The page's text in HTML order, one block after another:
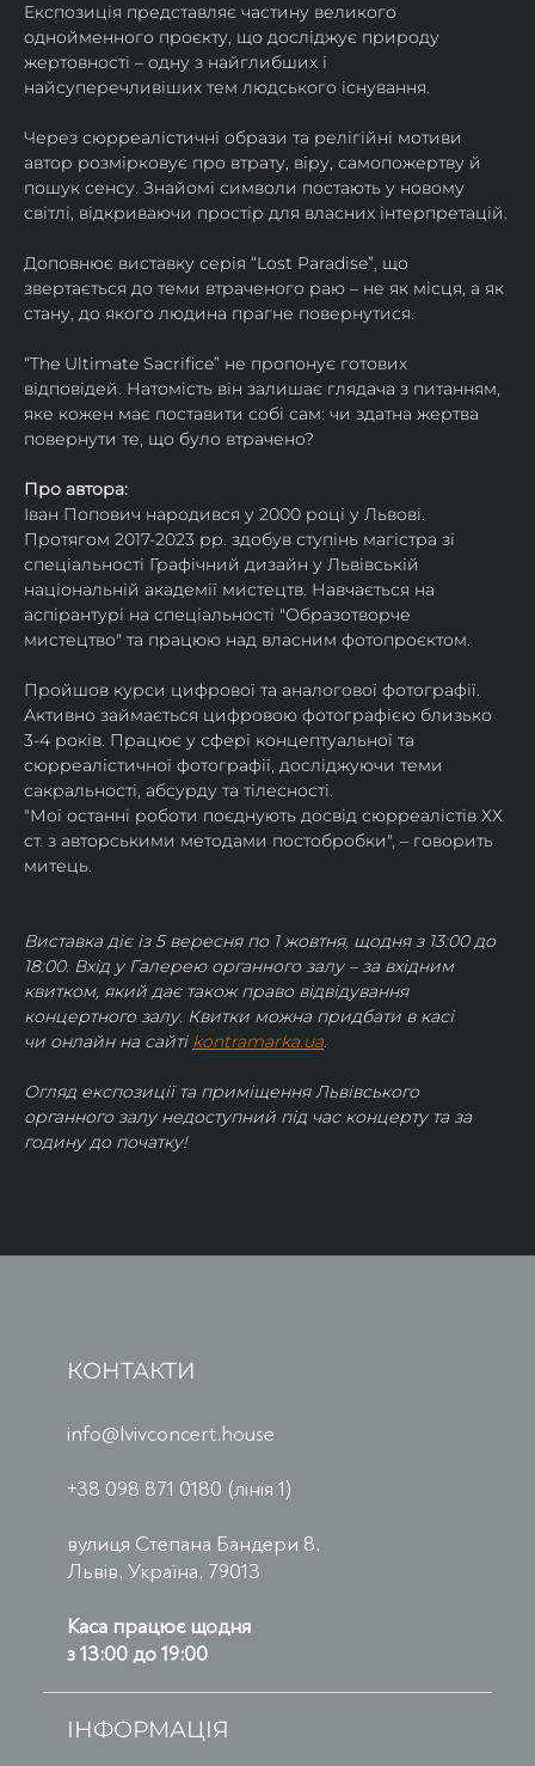
Експозиція представляє частину великого
однойменного проєкту, що досліджує природу
жертовності – одну з найглибших і
найсуперечливіших тем людського існування.
Через сюрреалістичні образи та релігійні мотиви
автор розмірковує про втрату, віру, самопожертву й
пошук сенсу. Знайомі символи постають у новому
світлі, відкриваючи простір для власних інтерпретацій.
Доповнює виставку серія “Lost Paradise”, що
звертається до теми втраченого раю – не як місця, а як
стану, до якого людина прагне повернутися.
“The Ultimate Sacrifice” не пропонує готових
відповідей. Натомість він залишає глядача з питанням,
яке кожен має поставити собі сам: чи здатна жертва
повернути те, що було втрачено?
Про автора:
Іван Попович народився у 2000 році у Львові.
Протягом 2017-2023 рр. здобув ступінь магістра зі
спеціальності Графічний дизайн у Львівській
національній академії мистецтв. Навчається на
аспірантурі на спеціальності "Образотворче
мистецтво" та працюю над власним фотопроєктом.
Пройшов курси цифрової та аналогової фотографії.
Активно займається цифровою фотографією близько
3-4 років. Працює у сфері концептуальної та
сюрреалістичної фотографії, досліджуючи теми
сакральності, абсурду та тілесності.
"Мої останні роботи поєднують досвід сюрреалістів ХХ
ст. з авторськими методами постобробки", – говорить
митець.
Виставка діє із 5 вересня по 1 жовтня, щодня з 13:00 до
18:00. Вхід у Галерею органного залу – за вхідним
квитком, який дає також право відвідування
концертного залу. Квитки можна придбати в касі
чи онлайн на сайті kontramarka.ua.
Огляд експозиції та приміщення Львівського
органного залу недоступний під час концерту та за
годину до початку!
КОНТАКТИ
info@lvivconcert.house
+38 098 871 0180 (лінія 1)
вулиця Степана Бандери 8,
Львів, Україна, 79013
Каса працює щодня
з 13:00 до 19:00
ІНФОРМАЦІЯ